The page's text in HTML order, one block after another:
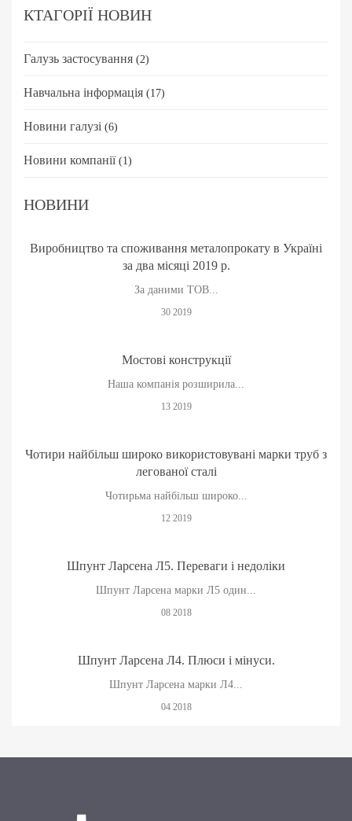
КТАГОРІЇ НОВИН
Галузь застосування (2)
Навчальна інформація (17)
Новини галузі (6)
Новини компанії(1)
НОВИНИ
Виробництво та споживання металопрокату в Україні
за два місяці 2019 р.
За даними ТОВ...
30 2019
Мостові конструкції
Наша компанія розширила...
13 2019
Чотири найбільш широко використовувані марки труб з
легованої сталі
Чотирьма найбільш широко...
12 2019
Шпунт Ларсена Л5. Переваги і недоліки
Шпунт Ларсена марки Л5 один...
08 2018
Шпунт Ларсена Л4. Плюси і мінуси.
Шпунт Ларсена марки Л4...
04 2018